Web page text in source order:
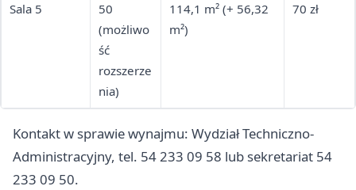
Sala 5
50
(możliwo
ść
rozszerze
nia)
114,1 m² (+ 56,32
m²)
70 zł
Kontakt w sprawie wynajmu: Wydział Techniczno-
Administracyjny, tel. 54 233 09 58 lub sekretariat 54
233 09 50.